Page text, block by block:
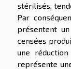
stérilisés,
Par
présentent
censées
une
représente